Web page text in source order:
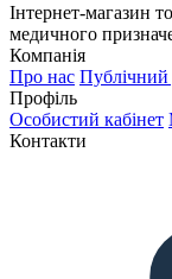
Інтернет-магазин
медичного
Компанія
Про нас Публічний
Профіль
Особистий кабінет
Контакти